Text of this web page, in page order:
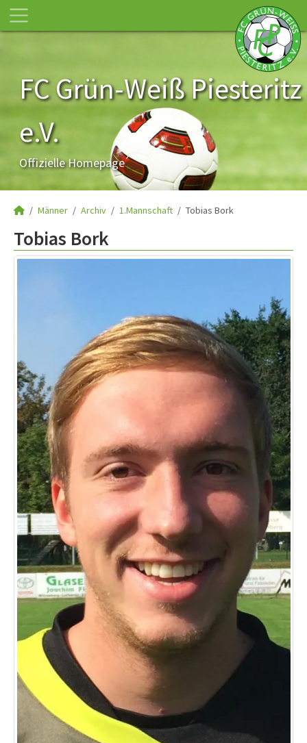
FC Grün-Weiß Piesteritz
e.V.
Offizielle Homepage
Männer Archiv 1.Mannschaft Tobias Bork
Tobias Bork